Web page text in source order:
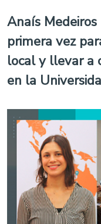
Anaís
primera vez
local y llevar a
en la